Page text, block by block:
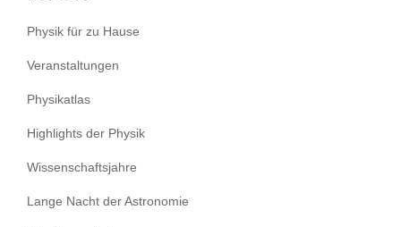
Physik für zu Hause
Veranstaltungen
Physikatlas
Highlights der Physik
Wissenschaftsjahre
Lange Nacht der Astronomie